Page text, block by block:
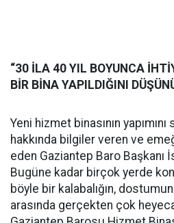
“30 İLA 40 YIL BOYUNCA
BİR BİNA YAPILDIĞINI
Yeni hizmet binasının
hakkında bilgiler veren ve
eden Gaziantep Baro Başkanı
Bugüne kadar birçok yerde
böyle bir kalabalığın,
arasında gerçekten çok